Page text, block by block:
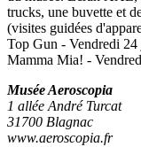
trucks, une buvette et
(visites guidées
Top Gun - Vendredi
Mamma Mia! -
Musée Aeroscopia
1 allée André Turcat
31700 Blagnac
www.aeroscopia.fr